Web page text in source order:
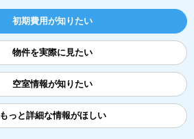
初期費用が知りたい
物件を実際に見たい
空室情報が知りたい
もっと詳細な情報がほしい